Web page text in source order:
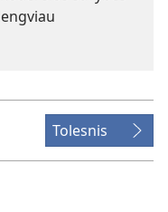
Tolesnis